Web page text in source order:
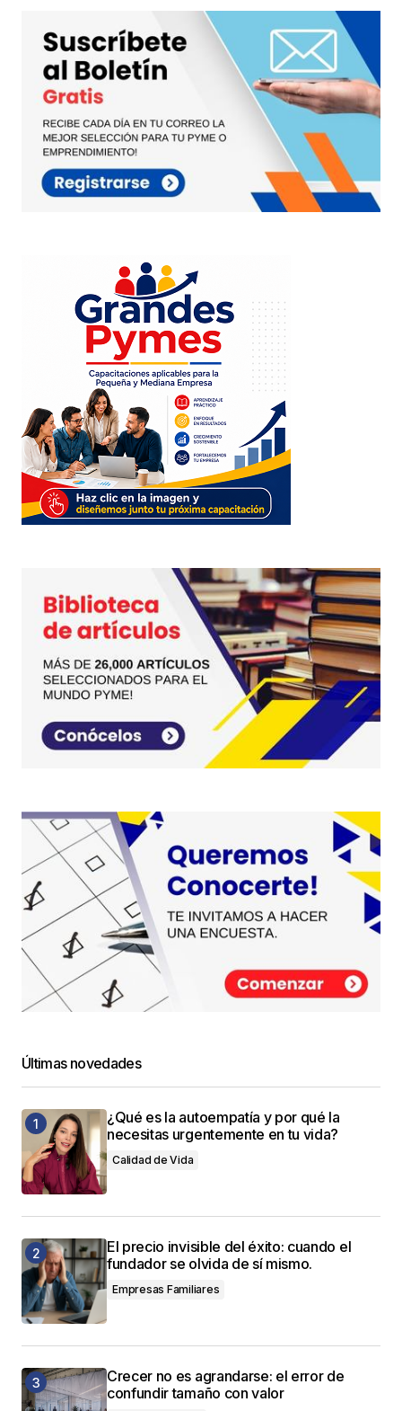
Últimas novedades
¿Qué es la autoempatía y por qué la
necesitas urgentemente en tu vida?
Calidad de Vida
El precio invisible del éxito: cuando el
fundador se olvida de sí mismo.
Empresas Familiares
Crecer no es agrandarse: el error de
confundir tamaño con valor